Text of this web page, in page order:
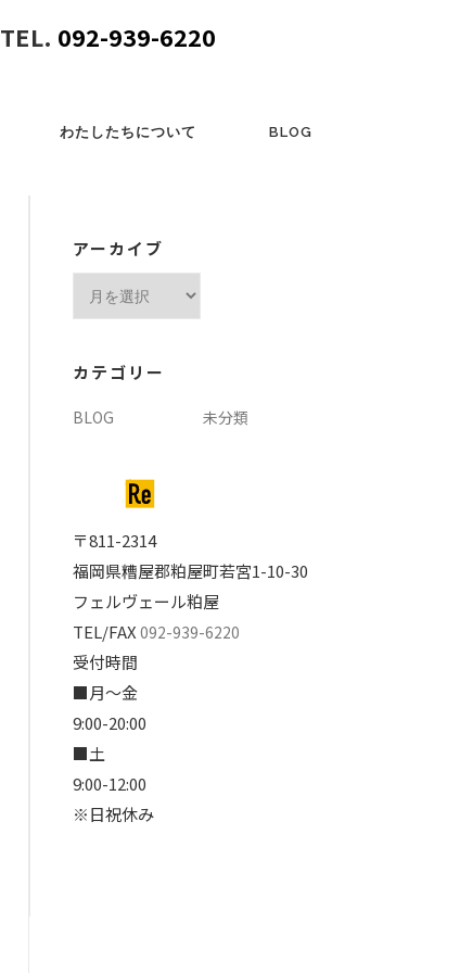
わたしたちについて BLOG
TEL. 092-939-6220
アーカイブ
ブ
カテゴリー
BLOG 未分類
〒811-2314
福岡県糟屋郡粕屋町若宮1-10-30
フェルヴェール粕屋
TEL/FAX 092-939-6220
受付時間
■月～金
9:00-20:00
■土
9:00-12:00
※日祝休み